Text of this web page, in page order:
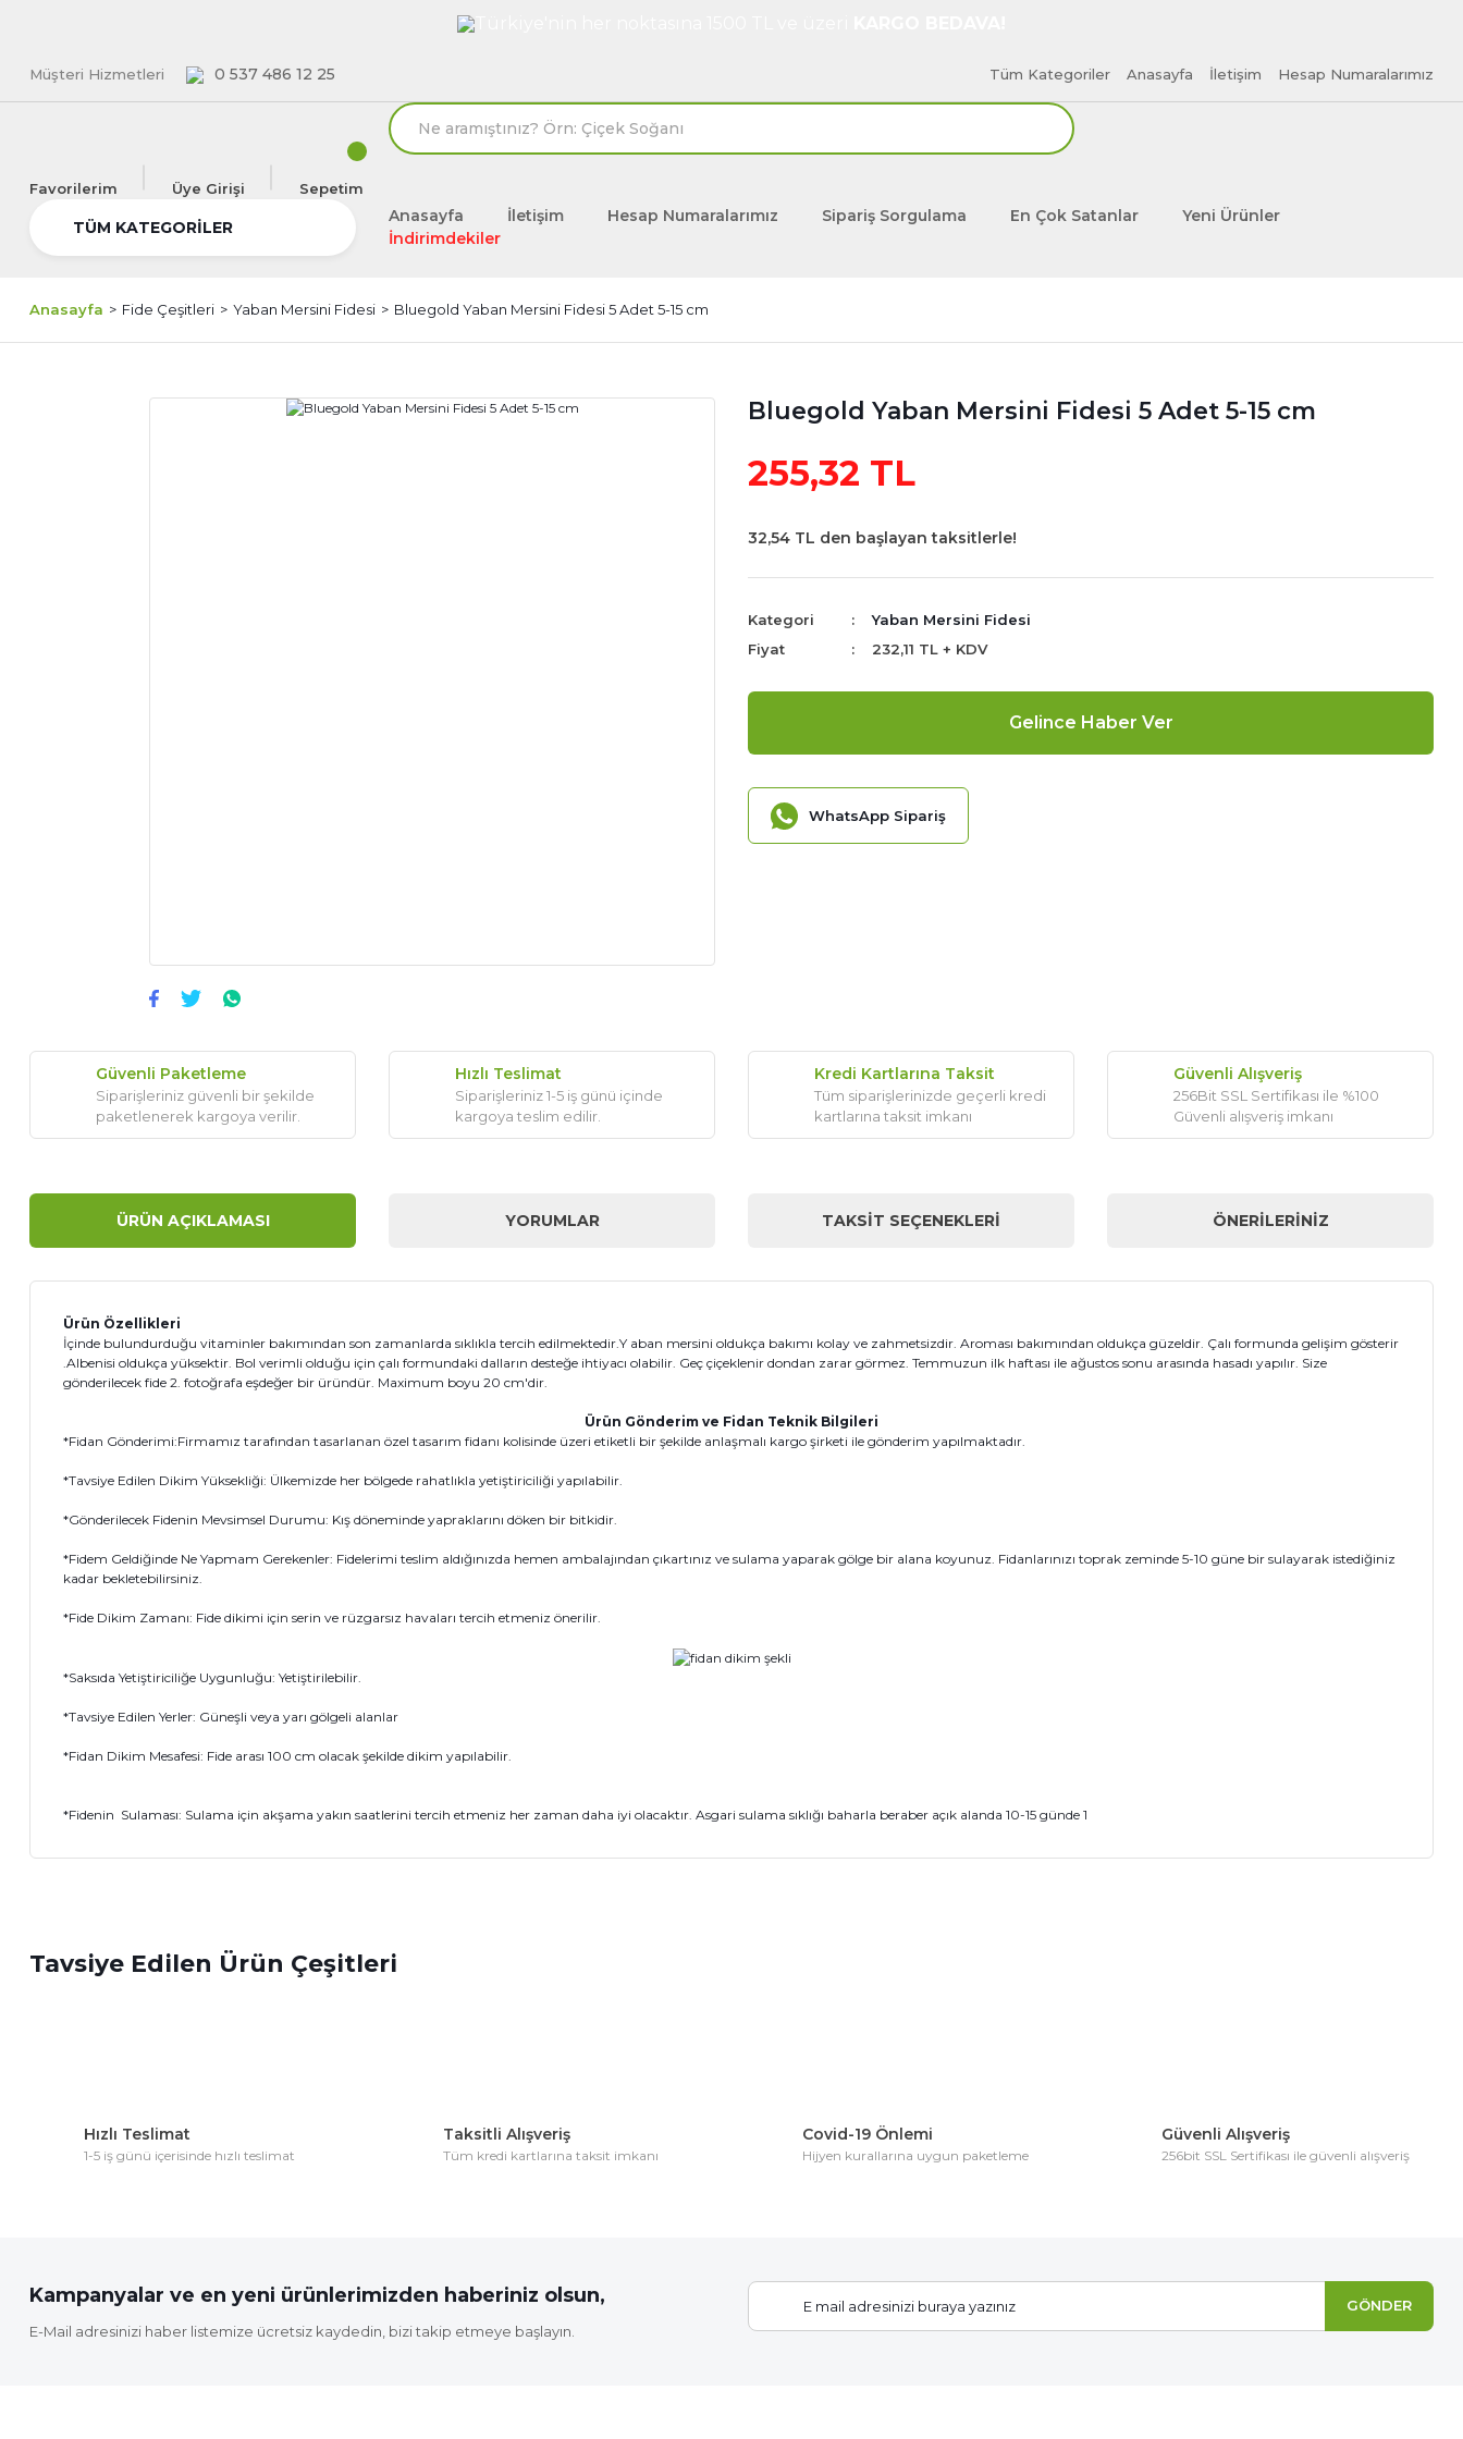
Müşteri Hizmetleri 0 537 486 12 25 Tüm Kategoriler Anasayfa İletişim Hesap Numaralarımız
Favorilerim Üye Girişi Sepetim
TÜM KATEGORİLER
Anasayfa İletişim Hesap Numaralarımız Sipariş Sorgulama En Çok Satanlar
Yeni Ürünler
İndirimdekiler
Anasayfa Fide Çeşitleri Yaban Mersini Fidesi Bluegold Yaban Mersini Fidesi 5 Adet 5-15 cm
Bluegold Yaban Mersini Fidesi 5 Adet 5-15 cm
255,32 TL
32,54 TL den başlayan taksitlerle!
Kategori
Yaban Mersini Fidesi
Fiyat
232,11 TL + KDV
Gelince Haber Ver
WhatsApp Sipariş
Güvenli Paketleme
Siparişleriniz güvenli bir şekilde
paketlenerek kargoya verilir.
Hızlı Teslimat
Siparişleriniz 1-5 iş günü içinde
kargoya teslim edilir.
Kredi Kartlarına Taksit
Tüm siparişlerinizde geçerli kredi
kartlarına taksit imkanı
Güvenli Alışveriş
256Bit SSL Sertifikası ile %100
Güvenli alışveriş imkanı
ÜRÜN AÇIKLAMASI YORUMLAR TAKSIT SEÇENEKLERI ÖNERILERINIZ
Ürün Özellikleri
İçinde bulundurduğu vitaminler bakımından son zamanlarda sıklıkla tercih edilmektedir.Y aban mersini oldukça bakımı kolay ve zahmetsizdir. Aroması bakımından oldukça güzeldir. Çalı formunda gelişim gösterir
.Albenisi oldukça yüksektir. Bol verimli olduğu için çalı formundaki dalların desteğe ihtiyacı olabilir. Geç çiçeklenir dondan zarar görmez. Temmuzun ilk haftası ile ağustos sonu arasında hasadı yapılır. Size
gönderilecek fide 2. fotoğrafa eşdeğer bir üründür. Maximum boyu 20 cm'dir.
Ürün Gönderim ve Fidan Teknik Bilgileri
*Fidan Gönderimi:Firmamız tarafından tasarlanan özel tasarım fidanı kolisinde üzeri etiketli bir şekilde anlaşmalı kargo şirketi ile gönderim yapılmaktadır.
*Tavsiye Edilen Dikim Yüksekliği: Ülkemizde her bölgede rahatlıkla yetiştiriciliği yapılabilir.
*Gönderilecek Fidenin Mevsimsel Durumu: Kış döneminde yapraklarını döken bir bitkidir.
*Fidem Geldiğinde Ne Yapmam Gerekenler: Fidelerimi teslim aldığınızda hemen ambalajından çıkartınız ve sulama yaparak gölge bir alana koyunuz. Fidanlarınızı toprak zeminde 5-10 güne bir sulayarak istediğiniz
kadar bekletebilirsiniz.
*Fide Dikim Zamanı: Fide dikimi için serin ve rüzgarsız havaları tercih etmeniz önerilir.
*Saksıda Yetiştiriciliğe Uygunluğu: Yetiştirilebilir.
*Tavsiye Edilen Yerler: Güneşli veya yarı gölgeli alanlar
*Fidan Dikim Mesafesi: Fide arası 100 cm olacak şekilde dikim yapılabilir.
*Fidenin Sulaması: Sulama için akşama yakın saatlerini tercih etmeniz her zaman daha iyi olacaktır. Asgari sulama sıklığı baharla beraber açık alanda 10-15 günde 1
Ürün resmi kalitesiz, bozuk veya görüntülenemiyor.
Tavsiye Edilen Ürün Çeşitleri
Hızlı Teslimat
1-5 iş günü içerisinde hızlı teslimat
Taksitli Alışveriş
Tüm kredi kartlarına taksit imkanı
Covid-19 Önlemi
Hijyen kurallarına uygun paketleme
Güvenli Alışveriş
256bit SSL Sertifikası ile güvenli alışveriş
Kampanyalar ve en yeni ürünlerimizden haberiniz olsun,
E-Mail adresinizi haber listemize ücretsiz kaydedin, bizi takip etmeye başlayın.
GÖNDER